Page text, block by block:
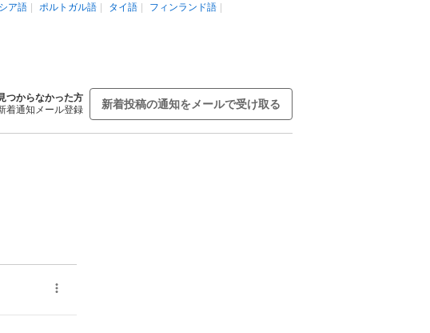
ア語 ポルトガル語 タイ語
フィンランド語
つからなかった方
着通知メール登録
新着投稿の通知をメールで受け取る